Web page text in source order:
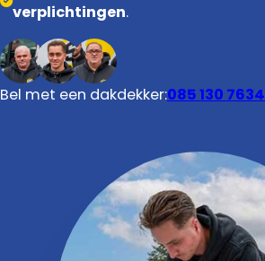
verplichtingen.
Bel met een dakdekker:085 130 7634